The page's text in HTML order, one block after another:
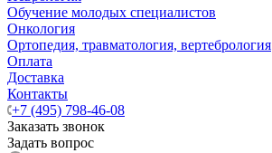
Обучение молодых специалистов
Онкология
Ортопедия, травматология, вертебрология
Оплата
Доставка
Контакты
+7 (495) 798-46-08
Заказать звонок
Задать вопрос